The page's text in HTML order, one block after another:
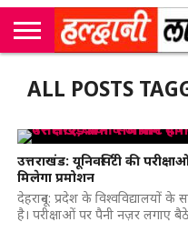
सी
एम
कॉर्नर
उत्तराखंड
न्यूज़
खेल
मनोरंजन
सम्पादकीय
जॉब
अलर्ट्स
ALL POSTS
उत्तराखंड: यूनिवर्सिटी की
मिलेगा प्रमोशन
देहरादून: प्रदेश के विश्वविद्यालयों
है। परीक्षाओं पर पैनी नज़र लगाए बैठे